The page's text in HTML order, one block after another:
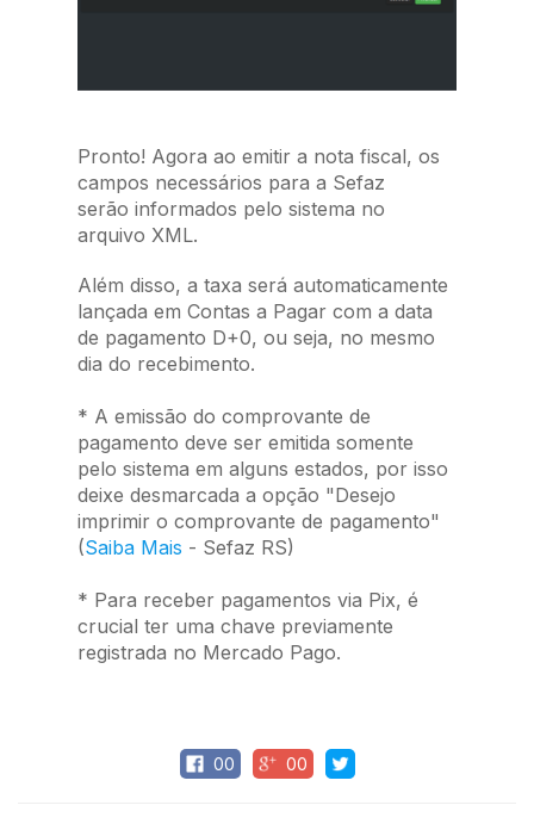
Pronto! Agora ao emitir a nota fiscal, os
campos necessários para a Sefaz
serão informados pelo sistema no
arquivo XML.
Além disso, a taxa será automaticamente
lançada em Contas a Pagar com a data
de pagamento D+0, ou seja, no mesmo
dia do recebimento.
* A emissão do comprovante de
pagamento deve ser emitida somente
pelo sistema em alguns estados, por isso
deixe desmarcada a opção "Desejo
imprimir o comprovante de pagamento"
(Saiba Mais - Sefaz RS)
* Para receber pagamentos via Pix, é
crucial ter uma chave previamente
registrada no Mercado Pago.
00 00